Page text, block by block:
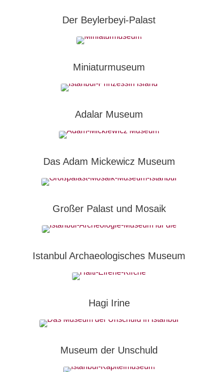
Der Beylerbeyi-Palast
Miniaturmuseum
Adalar Museum
Das Adam Mickewicz Museum
Großer Palast und Mosaik
Istanbul Archaeologisches Museum
Hagi Irine
Museum der Unschuld